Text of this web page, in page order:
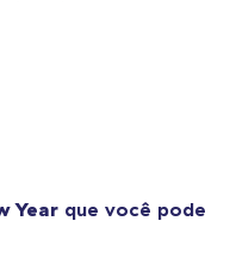
Yearque você pode